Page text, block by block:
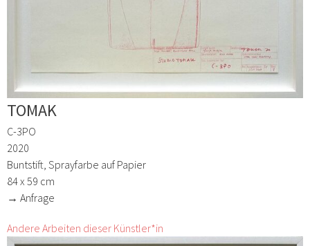
TOMAK
C-3PO
2020
Buntstift, Sprayfarbe auf Papier
84 x 59 cm
→ Anfrage
Andere Arbeiten dieser Künstler*in